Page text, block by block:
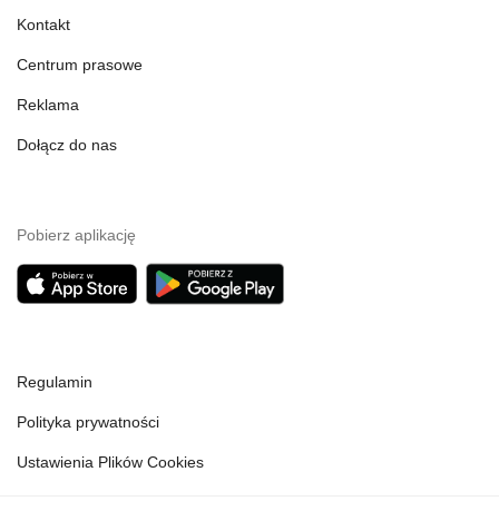
Kontakt
Centrum prasowe
Reklama
Dołącz do nas
Pobierz aplikację
Regulamin
Polityka prywatności
Ustawienia Plików Cookies